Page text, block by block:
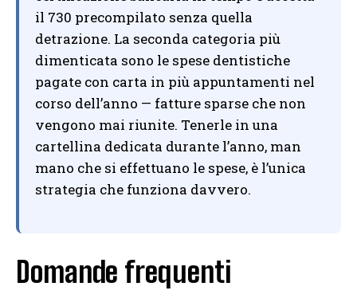
il 730 precompilato senza quella
detrazione. La seconda categoria più
dimenticata sono le spese dentistiche
pagate con carta in più appuntamenti nel
corso dell’anno — fatture sparse che non
vengono mai riunite. Tenerle in una
cartellina dedicata durante l’anno, man
mano che si effettuano le spese, è l’unica
strategia che funziona davvero.
Domande frequenti